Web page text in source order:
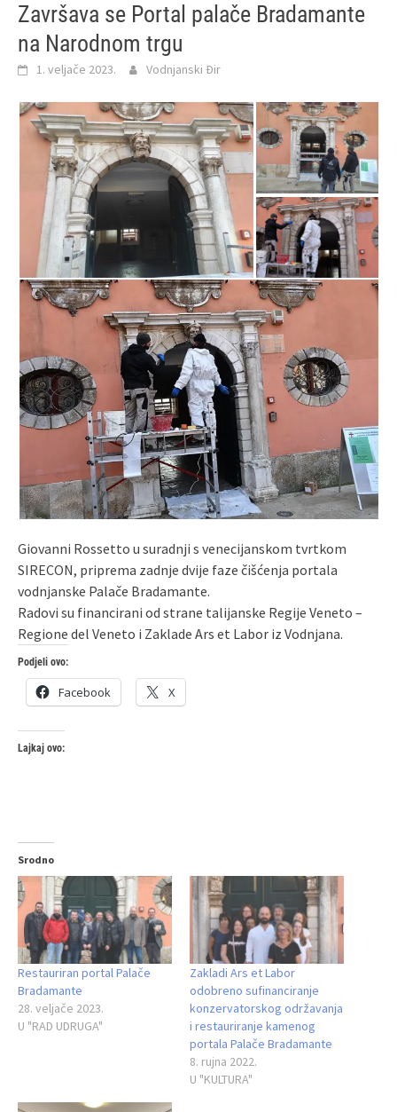
Završava se Portal palače Bradamante
na Narodnom trgu
1. veljače 2023. Vodnjanski Đir
Giovanni Rossetto u suradnji s venecijanskom tvrtkom
SIRECON, priprema zadnje dvije faze čišćenja portala
vodnjanske Palače Bradamante.
Radovi su financirani od strane talijanske Regije Veneto –
Regione del Veneto i Zaklade Ars et Labor iz Vodnjana.
Podjeli ovo:
Facebook X
Lajkaj ovo:
Srodno
Restauriran portal Palače
Bradamante
28. veljače 2023.
U "RAD UDRUGA"
Zakladi Ars et Labor
odobreno sufinanciranje
konzervatorskog održavanja
i restauriranje kamenog
portala Palače Bradamante
8. rujna 2022.
U "KULTURA"